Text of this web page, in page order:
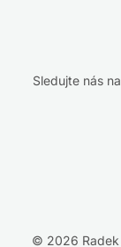
Sledujte nás
© 2026 Radek